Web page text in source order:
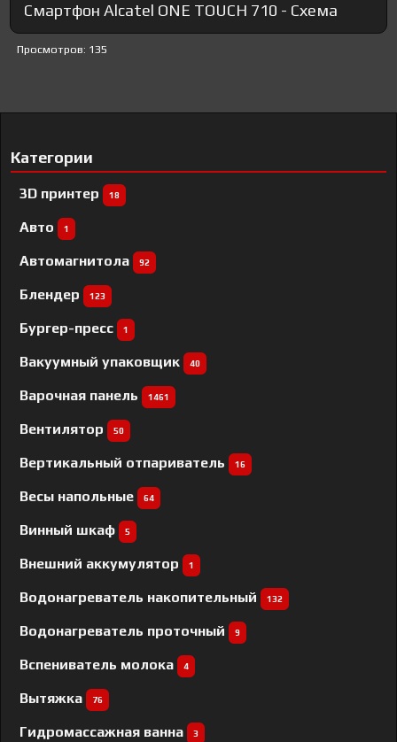
Смартфон Alcatel ONE TOUCH 710 - Схема
Просмотров: 135
Категории
3D принтер 18
Авто 1
Автомагнитола 92
Блендер 123
Бургер-пресс 1
Вакуумный упаковщик 40
Варочная панель 1461
Вентилятор 50
Вертикальный отпариватель 16
Весы напольные 64
Винный шкаф 5
Внешний аккумулятор 1
Водонагреватель накопительный 132
Водонагреватель проточный 9
Вспениватель молока 4
Вытяжка 76
Гидромассажная ванна 3